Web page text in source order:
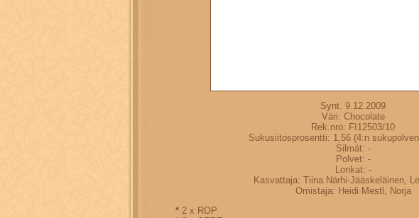
Synt. 9.12.2009
Väri: Chocolate
Rek.nro: FI12503/10
Sukusiitosprosentti: 1,56 (4:n
Silmät: -
Polvet: -
Lonkat: -
Kasvattaja: Tiina Närhi-Jääskeläinen,
Omistaja: Heidi Mestl, Norja
* 2 x ROP